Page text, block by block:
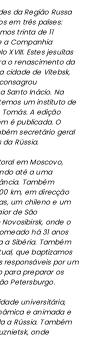
da Região Russa
em três países:
trinta de 11
a Companhia
XVIII. Estes jesuítas
o renascimento da
cidade de Vitebsk,
Santo Inácio. Na
um instituto de
A edição
é publicada. O
secretário geral
Rússia.
em Moscovo,
até a uma
Também
km, em direcção
um chileno e um
de São
onde o
há 31 anos
a Sibéria. Também
que baptizamos
responsáveis por um
para preparar os
Petersburgo.
universitária,
e animada e
a Rússia. Também
onde